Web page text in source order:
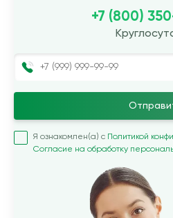
+7 (800)
Я ознакомлен(а) с Политикой
Согласие на обработку